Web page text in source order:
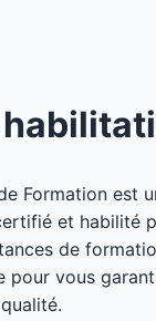
Formation est
et habilité
de
pour vous